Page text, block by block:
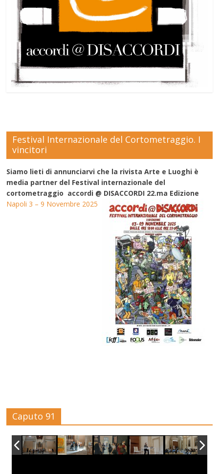
Festival Internazionale del Cortometraggio. I
vincitori
Siamo lieti di annunciarvi che la rivista Arte e Luoghi è
media partner del Festival internazionale del
cortometraggio accordi @ DISACCORDI 22.ma Edizione
Napoli 3 – 9 Novembre 2025
Caputo 91